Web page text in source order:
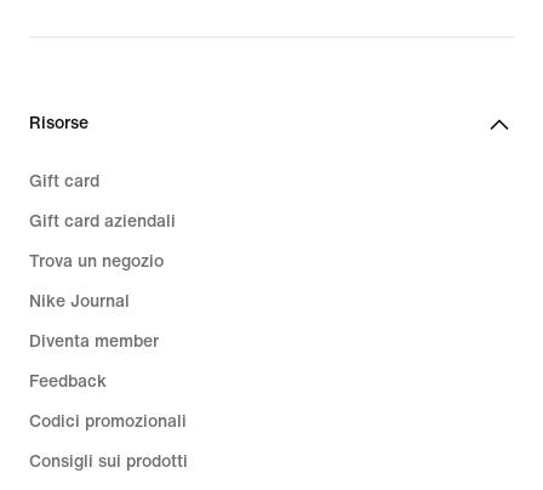
Risorse
Gift card
Gift card aziendali
Trova un negozio
Nike Journal
Diventa member
Feedback
Codici promozionali
Consigli sui prodotti